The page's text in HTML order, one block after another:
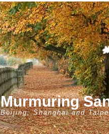
Murmuring
Beijing, Shanghai and